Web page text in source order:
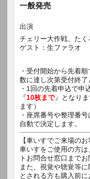
一般発売
出演
チェリー大作戦、たく
ゲスト：生ファラオ
・受付開始から先着
数に達し次第受付終了
・1回の先着申込で申
『10枚まで』となり
ます）
・座席番号や整理番
自動で決定します。
【車いすでご来場のお
車いすをご使用の方
トお問合せ窓口まで
また、視覚や聴覚等
とされる方も購入前に